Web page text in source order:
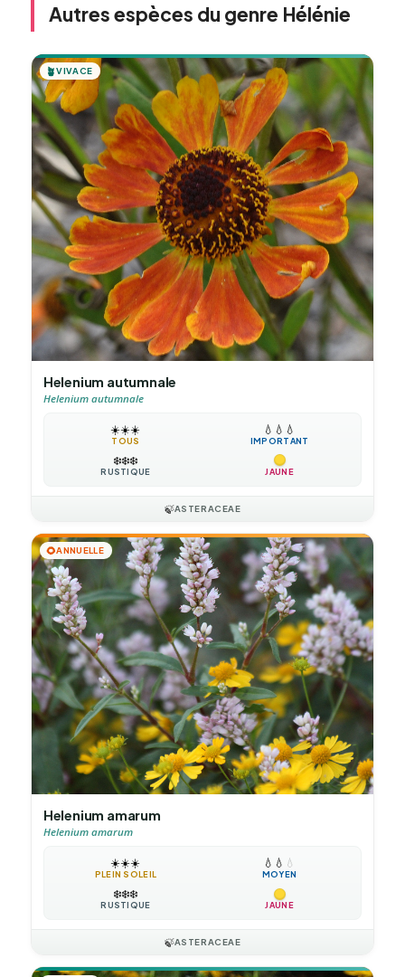
Autres espèces du genre Hélénie
🪴VIVACE
Helenium autumnale
Helenium autumnale
☀️☀️☀️
TOUS
💧 💧 💧
IMPORTANT
❄️❄️❄️
RUSTIQUE JAUNE
🍃ASTERACEAE
🌻ANNUELLE
Helenium amarum
Helenium amarum
☀️☀️☀️
PLEIN SOLEIL
💧 💧 💧
MOYEN
❄️❄️❄️
RUSTIQUE JAUNE
🍃ASTERACEAE